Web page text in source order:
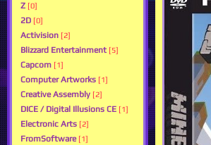
Z [0]
2D [0]
Activision [2]
Blizzard Entertainment [5]
Capcom [1]
Computer Artworks [1]
Creative Assembly [2]
DICE / Digital Illusions CE [1]
Electronic Arts [2]
FromSoftware [1]